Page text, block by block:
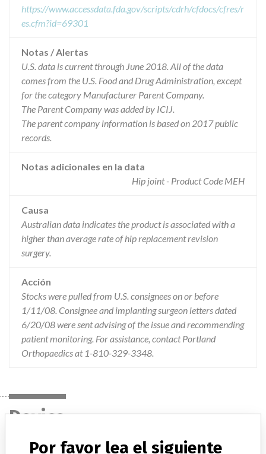
https://www.accessdata.fda.gov/scripts/cdrh/cfdocs/cfres/r
es.cfm?id=69301
Notas / Alertas
U.S. data is current through June 2018. All of the data
comes from the U.S. Food and Drug Administration, except
for the category Manufacturer Parent Company.
The Parent Company was added by ICIJ.
The parent company information is based on 2017 public
records.
Notas adicionales en la data
Hip joint - Product Code MEH
Causa
Australian data indicates the product is associated with a
higher than average rate of hip replacement revision
surgery.
Acción
Stocks were pulled from U.S. consignees on or before
1/11/08. Consignee and implanting surgeon letters dated
6/20/08 were sent advising of the issue and recommending
patient monitoring. For assistance, contact Portland
Orthopaedics at 1-810-329-3348.
Device
Por favor lea el siguiente